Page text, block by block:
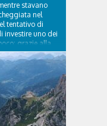
stavano
nel
tentativo di
investire uno dei
grazie alla